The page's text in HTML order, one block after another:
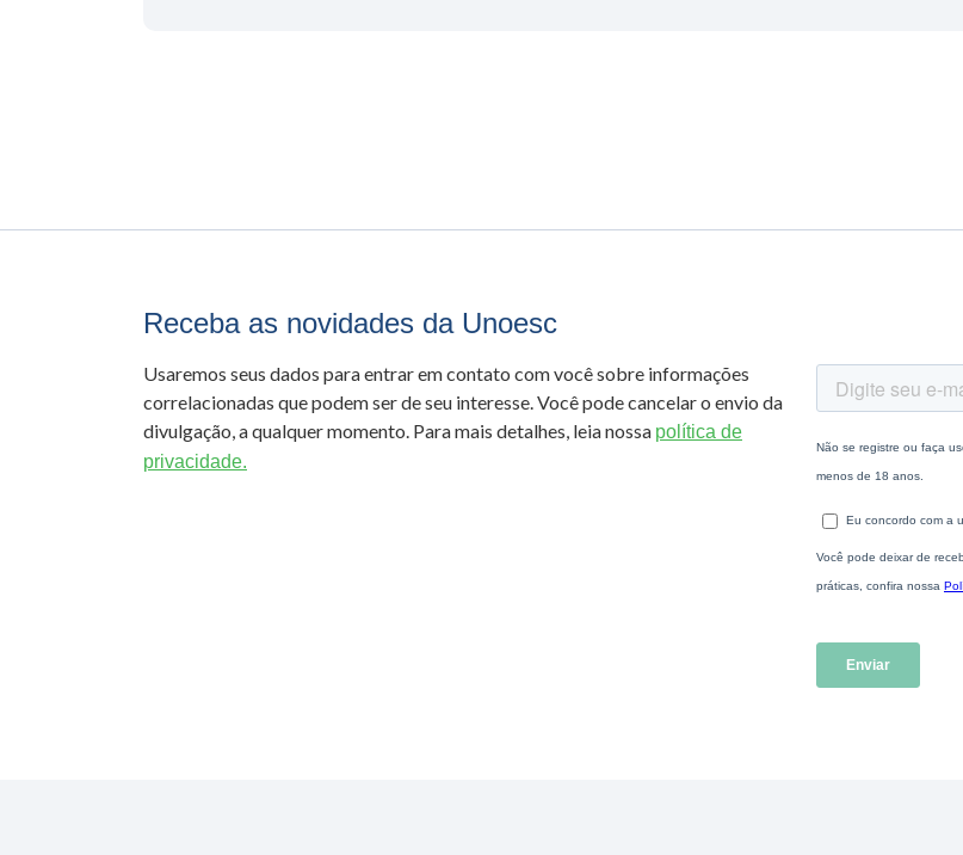
Receba as novidades da Unoesc
Usaremos seus dados para entrar em contato com você sobre informações
correlacionadas que podem ser de seu interesse. Você pode cancelar o envio da
divulgação, a qualquer momento. Para mais detalhes, leia nossa política de
privacidade.